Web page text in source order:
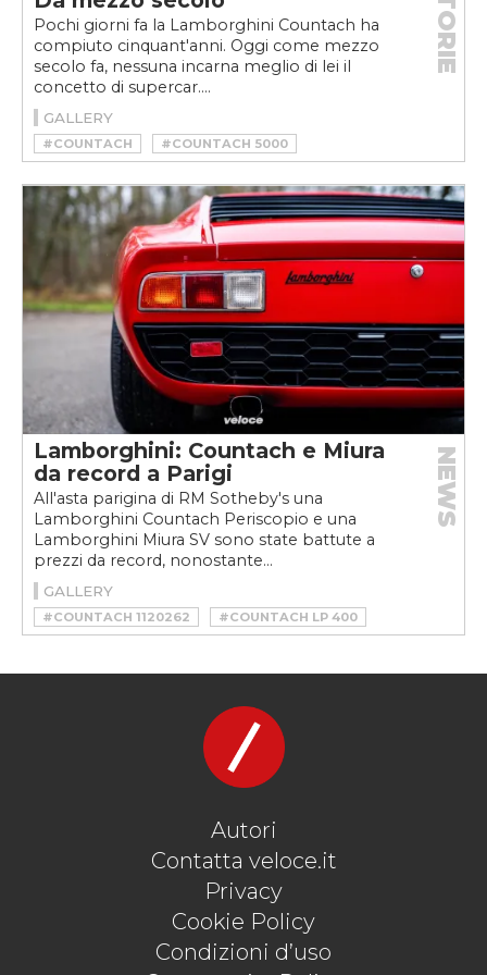
Pochi giorni fa la Lamborghini Countach ha
compiuto cinquant'anni. Oggi come mezzo
secolo fa, nessuna incarna meglio di lei il
concetto di supercar....
STORIE
GALLERY
#COUNTACH
#COUNTACH 5000
#COUNTACH LP 400
#COUNTACH PERISCOPIO
#LAMBORGHINI
#LAMBORGHINI COUNTACH
#LAMBORGHINI COUNTACH 25TH ANNIVERSARY
#LAMBORGHINI COUNTACH PERISCOPIO
#MARCELLO GANDINI
#PAOLO STANZANI
#SUPERCAR
Lamborghini: Countach e Miura
da record a Parigi
All'asta parigina di RM Sotheby's una
Lamborghini Countach Periscopio e una
Lamborghini Miura SV sono state battute a
prezzi da record, nonostante...
NEWS
GALLERY
#COUNTACH 1120262
#COUNTACH LP 400
#COUNTACH PERISCOPIO
#LAMBORGHINI
#LAMBORGHINI COUNTACH PERISCOPIO
#LAMBORGHINI MIURA SV
#MIURA SV
#RM SOTHEBY’S
Autori
Contatta veloce.it
Privacy
Cookie Policy
Condizioni d’uso